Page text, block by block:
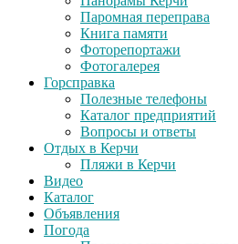
Паромная переправа
Книга памяти
Фоторепортажи
Фотогалерея
Горсправка
Полезные телефоны
Каталог предприятий
Вопросы и ответы
Отдых в Керчи
Пляжи в Керчи
Видео
Каталог
Объявления
Погода